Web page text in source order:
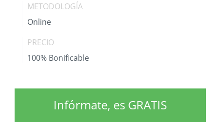
METODOLOGÍA
Online
PRECIO
100% Bonificable
Infórmate, es GRATIS